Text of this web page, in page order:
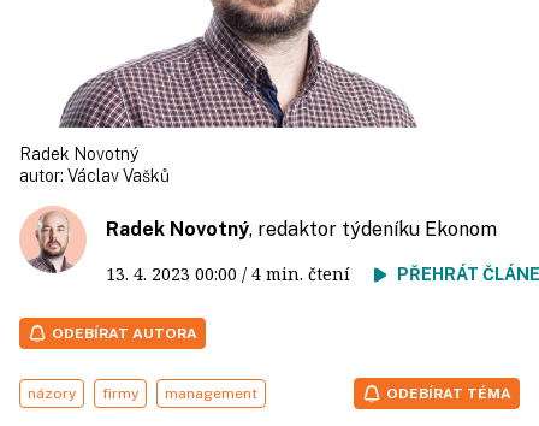
Radek Novotný
autor: Václav Vašků
Radek Novotný, redaktor týdeníku Ekonom
13. 4. 2023 00:00 / 4 min. čtení PŘEHRÁT
ODEBÍRAT AUTORA
názory firmy management ODEBÍRAT TÉMA